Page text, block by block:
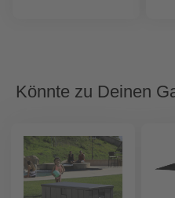
Könnte zu Deinen